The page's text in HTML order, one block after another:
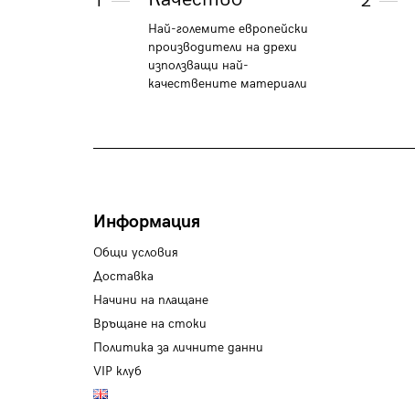
Най-големите европейски
производители на дрехи
използващи най-
качествените материали
Информация
Общи условия
Доставка
Начини на плащане
Връщане на стоки
Политика за личните данни
VIP клуб